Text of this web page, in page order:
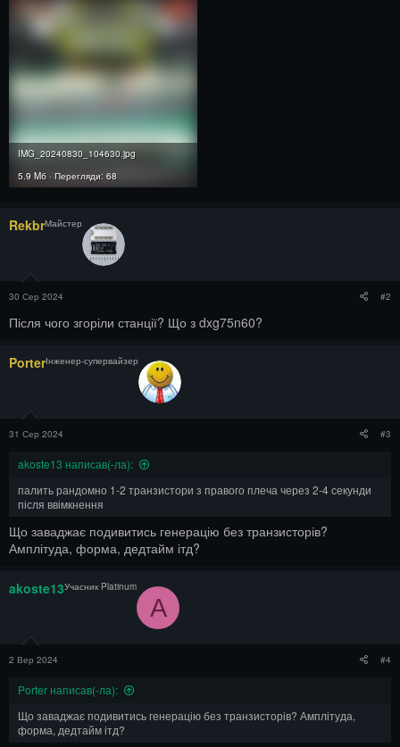
IMG_20240830_104630.jpg
5.9 Mб · Перегляди: 68
RekbrМайстер
30 Сер 2024 #2
Після чого згоріли станції? Що з dxg75n60?
PorterІнженер-супервайзер
31 Сер 2024 #3
akoste13 написав(-ла):
палить рандомно 1-2 транзистори з правого плеча через 2-4 секунди
після ввімкнення
Що заваджає подивитись генерацію без транзисторів?
Амплітуда, форма, дедтайм ітд?
akoste13Учасник Platinum
A
2 Вер 2024 #4
Porter написав(-ла):
Що заваджає подивитись генерацію без транзисторів? Амплітуда,
форма, дедтайм ітд?